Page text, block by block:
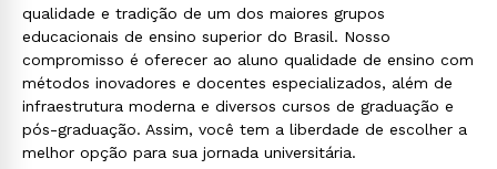
qualidade e tradição de um dos maiores grupos
educacionais de ensino superior do Brasil. Nosso
compromisso é oferecer ao aluno qualidade de ensino com
métodos inovadores e docentes especializados, além de
infraestrutura moderna e diversos cursos de graduação e
pós-graduação. Assim, você tem a liberdade de escolher a
melhor opção para sua jornada universitária.